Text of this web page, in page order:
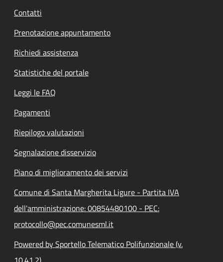
Contatti
Prenotazione appuntamento
Richiedi assistenza
Statistiche del portale
Leggi le FAQ
Pagamenti
Riepilogo valutazioni
Segnalazione disservizio
Piano di miglioramento dei servizi
Comune di Santa Margherita Ligure - Partita IVA
dell'amministrazione: 00854480100 - PEC:
protocollo@pec.comunesml.it
Powered by Sportello Telematico Polifunzionale (v.